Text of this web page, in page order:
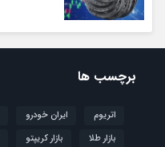
برچسب ها
اتریوم ایران خودرو
بازار طلا
بازار کریپتو